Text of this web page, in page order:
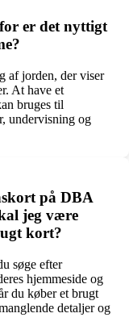
er det nyttigt
af jorden, der viser
At have et
bruges til
undervisning og
på DBA
jeg være
kort?
søge efter
hjemmeside og
du køber et brugt
detaljer og